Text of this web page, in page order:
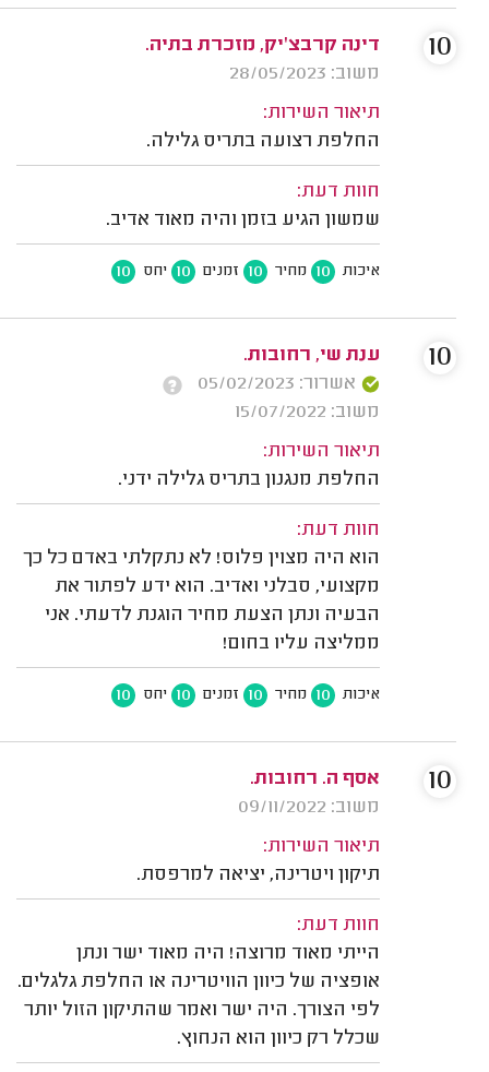
דינה קרבצ'יק, מזכרת בתיה.
משוב: 28/05/2023
תיאור השירות:
החלפת רצועה בתריס גלילה.
חוות דעת:
שמשון הגיע בזמן והיה מאוד אדיב.
איכות 10 מחיר 10 זמנים 10 יחס 10
10
ענת שי, רחובות.
אשרור: 05/02/2023
משוב: 15/07/2022
תיאור השירות:
החלפת מנגנון בתריס גלילה ידני.
חוות דעת:
הוא היה מצוין פלוס! לא נתקלתי באדם כל כך
מקצועי, סבלני ואדיב. הוא ידע לפתור את
הבעיה ונתן הצעת מחיר הוגנת לדעתי. אני
ממליצה עליו בחום!
איכות 10 מחיר 10 זמנים 10 יחס 10
10
אסף ה. רחובות.
משוב: 09/11/2022
תיאור השירות:
תיקון ויטרינה, יציאה למרפסת.
חוות דעת:
הייתי מאוד מרוצה! היה מאוד ישר ונתן
אופציה של כיוון הוויטרינה או החלפת גלגלים.
לפי הצורך. היה ישר ואמר שהתיקון הזול יותר
שכלל רק כיוון הוא הנחוץ.
10